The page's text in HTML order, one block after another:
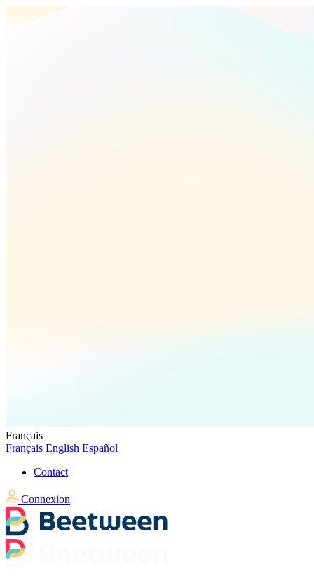
Français
Français English Español
Contact
Connexion